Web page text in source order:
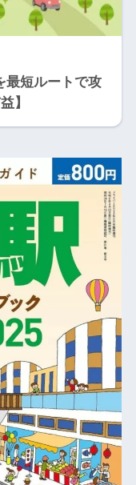
最短ルートで攻
】